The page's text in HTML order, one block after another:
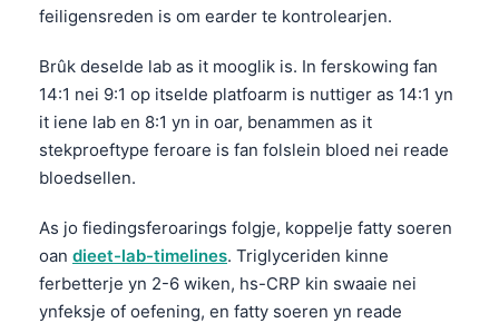
feiligensreden is om earder te kontrolearjen.
Brûk deselde lab as it mooglik is. In ferskowing fan
14:1 nei 9:1 op itselde platfoarm is nuttiger as 14:1 yn
it iene lab en 8:1 yn in oar, benammen as it
stekproeftype feroare is fan folslein bloed nei reade
bloedsellen.
As jo fiedingsferoarings folgje, koppelje fatty soeren
oan dieet-lab-timelines. Triglyceriden kinne
ferbetterje yn 2-6 wiken, hs-CRP kin swaaie nei
ynfeksje of oefening, en fatty soeren yn reade
తెలుగు
தமிழ்
ગુજરાતી
ಕನ್ನಡ
മലയാളം
Bahasa Melayu
Tiếng Việt